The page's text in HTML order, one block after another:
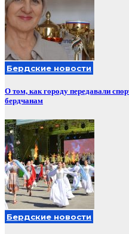
Бердские новости
О том, как городу передавали
бердчанам
Бердские новости